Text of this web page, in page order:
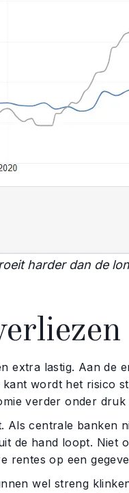
harder dan de
extra lastig. Aan de
wordt het risico
verder onder druk
Als centrale banken
de hand loopt. Niet
rentes op een
wel streng